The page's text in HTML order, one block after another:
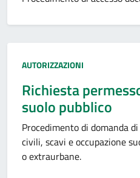
Categoria:
AUTORIZZAZIONI
Richiesta
suolo pubblico
Procedimento di domanda
civili, scavi e occupazione
o extraurbane.